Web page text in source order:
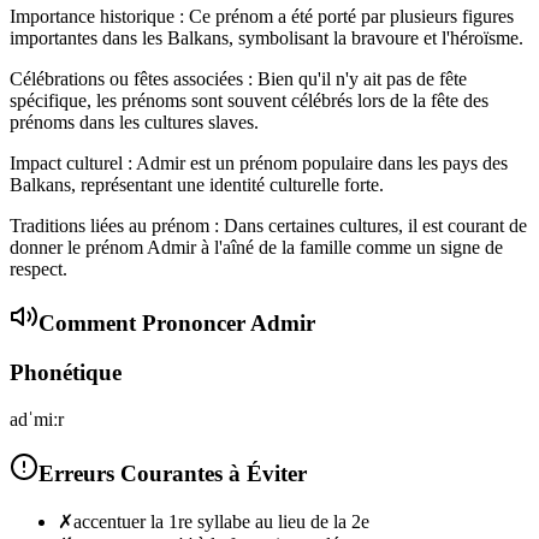
Importance historique : Ce prénom a été porté par plusieurs figures
importantes dans les Balkans, symbolisant la bravoure et l'héroïsme.
Célébrations ou fêtes associées : Bien qu'il n'y ait pas de fête
spécifique, les prénoms sont souvent célébrés lors de la fête des
prénoms dans les cultures slaves.
Impact culturel : Admir est un prénom populaire dans les pays des
Balkans, représentant une identité culturelle forte.
Traditions liées au prénom : Dans certaines cultures, il est courant de
donner le prénom Admir à l'aîné de la famille comme un signe de
respect.
Comment PrononcerAdmir
Phonétique
adˈmiːr
Erreurs Courantes à Éviter
✗accentuer la 1re syllabe au lieu de la 2e